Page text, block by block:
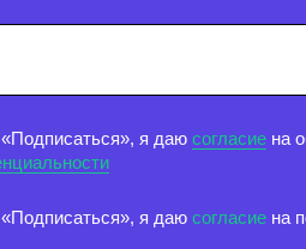
я даю согласие на
я даю согласие на